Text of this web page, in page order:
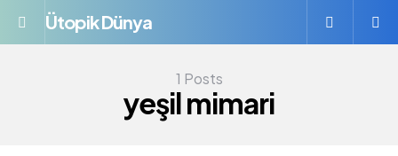
Menü
Ütopik Dünya
1 Posts
yeşil mimari